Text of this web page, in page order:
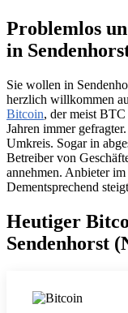
Problemlos
in
Sie wollen in
herzlich willkommen
Bitcoin, der meist
Jahren immer
Umkreis. Sogar in
Betreiber von
annehmen. Anbieter
Dementsprechend
Heutiger
Sendenhorst